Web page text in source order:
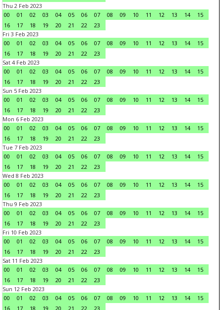
Thu 2 Feb 2023
00
01 02 03 04 05 06 07 08 09 10 11 12 13 14
15
16
17 18 19 20 21 22
23
Fri 3 Feb 2023
00
01 02 03 04 05 06 07 08 09 10 11 12 13 14
15
16
17 18 19 20 21 22
23
Sat 4 Feb 2023
00
01 02 03 04 05 06 07 08 09 10 11 12 13 14
15
16
17 18 19 20 21 22
23
Sun 5 Feb 2023
00
01 02 03 04 05 06 07 08 09 10 11 12 13 14
15
16
17 18 19 20 21 22
23
Mon 6 Feb 2023
00
01 02 03 04 05 06 07 08 09 10 11 12 13 14
15
16
17 18 19 20 21 22
23
Tue 7 Feb 2023
00
01 02 03 04 05 06 07 08 09 10 11 12 13 14
15
16
17 18 19 20 21 22
23
Wed 8 Feb 2023
00
01 02 03 04 05 06 07 08 09 10 11 12 13 14
15
16
17 18 19 20 21 22
23
Thu 9 Feb 2023
00
01 02 03 04 05 06 07 08 09 10 11 12 13 14
15
16
17 18 19 20 21 22
23
Fri 10 Feb 2023
00
01 02 03 04 05 06 07 08 09 10 11 12 13 14
15
16
17 18 19 20 21 22
23
Sat 11 Feb 2023
00
01 02 03 04 05 06 07 08 09 10 11 12 13 14
15
16
17 18 19 20 21 22
23
Sun 12 Feb 2023
00
01 02 03 04 05 06 07 08 09 10 11 12 13 14
15
16
17 18 19 20 21 22
23